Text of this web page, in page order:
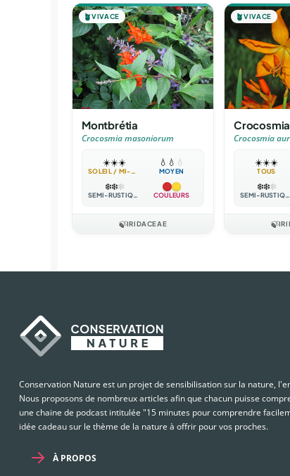
🪴VIVACE
Montbrétia
Crocosmia masoniorum
☀️☀️☀️
SOLEIL / MI-OMBRE
💧 💧 💧
MOYEN
❄️❄️❄️
SEMI-RUSTIQUE COULEURS
🍃IRIDACEAE
🪴VIVACE
Crocosmia
☀️☀️☀️
TOUS
❄️❄️❄️
SEMI-RUSTIQUE
🍃
Conservation Nature est un projet de sensibilisation sur la nature,
Nous proposons de nombreux articles afin que chacun puisse
une chaine de podcast intitulée "15 minutes pour comprendre
idée cadeau sur le thème de la nature à offrir pour vos proches.
À PROPOS